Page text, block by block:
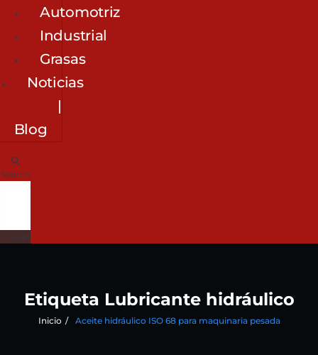
Automotriz
Industrial
Grasas
Noticias
|
Blog
Search
Etiqueta Lubricante hidráulico
Inicio Aceite hidráulico ISO 68 para maquinaria pesada